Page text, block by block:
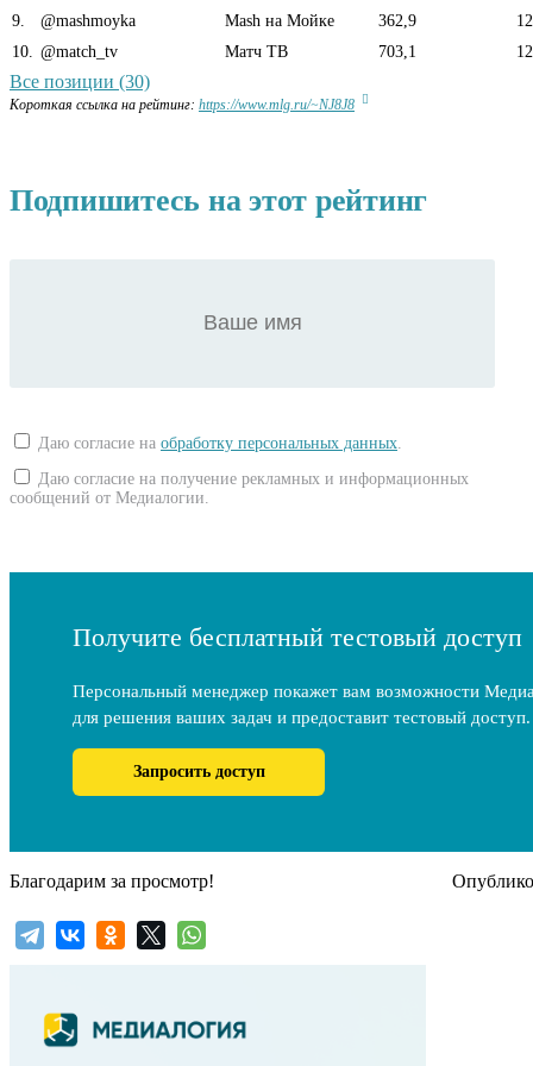
9
@mashmoyka Mash на Мойке 362,9
10
@match_tv Матч ТВ 703,1
Все позиции (30)
Короткая ссылка на рейтинг: https://www.mlg.ru/~NJ8J8
Подпишитесь на этот рейтинг
Даю согласие на обработку персональных данных
Даю согласие на получение рекламных и информационных
сообщений от Медиалогии.
Получите бесплатный тестовый доступ
Персональный менеджер покажет вам возможности
для решения ваших задач и предоставит тестовый доступ.
Запросить доступ
Благодарим за просмотр!